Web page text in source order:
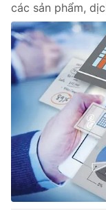
các sản phẩm,